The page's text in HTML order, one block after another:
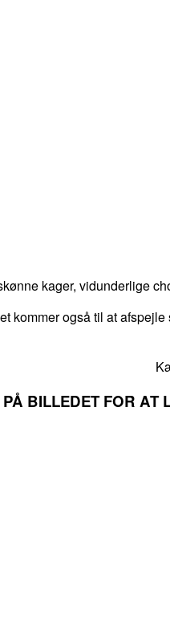
kager, vidunderlige
kommer også til at
BILLEDET FOR